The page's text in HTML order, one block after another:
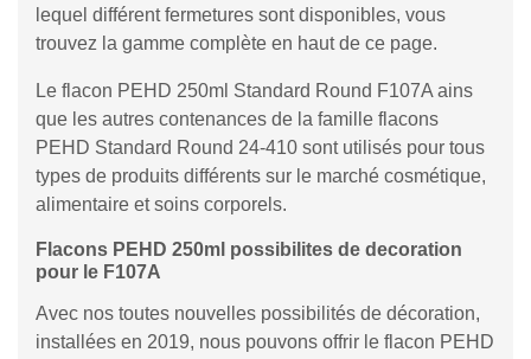
lequel différent fermetures sont disponibles, vous
trouvez la gamme complète en haut de ce page.
Le flacon PEHD 250ml Standard Round F107A ains
que les autres contenances de la famille flacons
PEHD Standard Round 24-410 sont utilisés pour tous
types de produits différents sur le marché cosmétique,
alimentaire et soins corporels.
Flacons PEHD 250ml possibilites de decoration
pour le F107A
Avec nos toutes nouvelles possibilités de décoration,
installées en 2019, nous pouvons offrir le flacon PEHD